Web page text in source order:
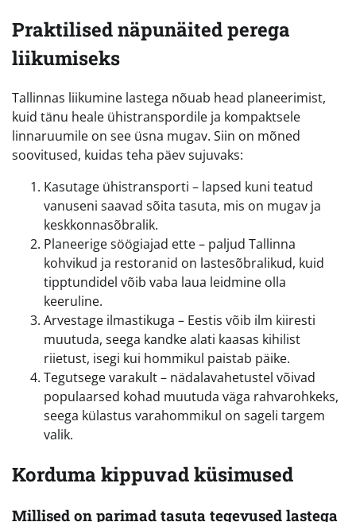
Praktilised näpunäited perega
liikumiseks
Tallinnas liikumine lastega nõuab head planeerimist,
kuid tänu heale ühistranspordile ja kompaktsele
linnaruumile on see üsna mugav. Siin on mõned
soovitused, kuidas teha päev sujuvaks:
Kasutage ühistransporti – lapsed kuni teatud
vanuseni saavad sõita tasuta, mis on mugav ja
keskkonnasõbralik.
Planeerige söögiajad ette – paljud Tallinna
kohvikud ja restoranid on lastesõbralikud, kuid
tipptundidel võib vaba laua leidmine olla
keeruline.
Arvestage ilmastikuga – Eestis võib ilm kiiresti
muutuda, seega kandke alati kaasas kihilist
riietust, isegi kui hommikul paistab päike.
Tegutsege varakult – nädalavahetustel võivad
populaarsed kohad muutuda väga rahvarohkeks,
seega külastus varahommikul on sageli targem
valik.
Korduma kippuvad küsimused
Millised on parimad tasuta tegevused lastega